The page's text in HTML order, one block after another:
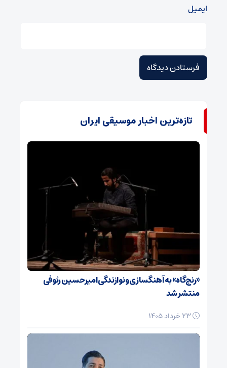
ایمیل
تازه‌ترین اخبار موسیقی ایران
«رنج‌گاه» به آهنگسازی و نوازندگی امیرحسین رئوفی
منتشر شد